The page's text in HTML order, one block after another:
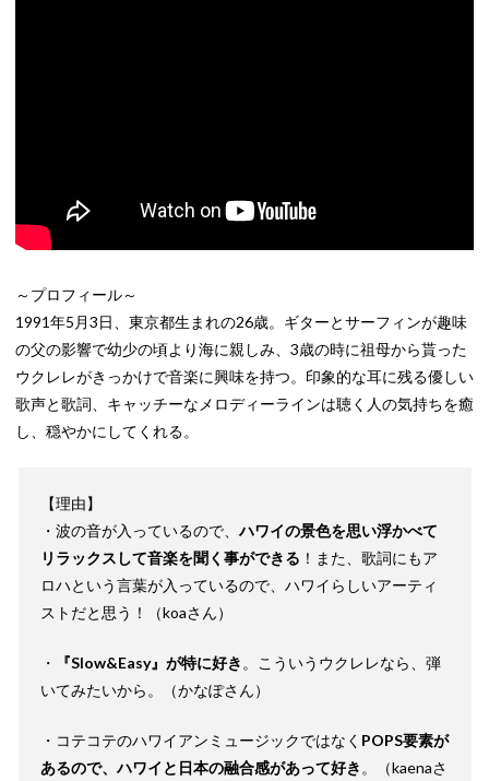
～プロフィール～
1991年5月3日、東京都生まれの26歳。ギターとサーフィンが趣味
の父の影響で幼少の頃より海に親しみ、3歳の時に祖母から貰った
ウクレレがきっかけで音楽に興味を持つ。印象的な耳に残る優しい
歌声と歌詞、キャッチーなメロディーラインは聴く人の気持ちを癒
し、穏やかにしてくれる。
【理由】
・波の音が入っているので、ハワイの景色を思い浮かべて
リラックスして音楽を聞く事ができる ！また、歌詞にもア
ロハという言葉が入っているので、ハワイらしいアーティ
ストだと思う！（koaさん）
・ 『Slow&Easy』が特に好き 。こういうウクレレなら、弾
いてみたいから。（かなぽさん）
・コテコテのハワイアンミュージックではなく POPS要素が
あるので、ハワイと日本の融合感があって好き 。（kaenaさ